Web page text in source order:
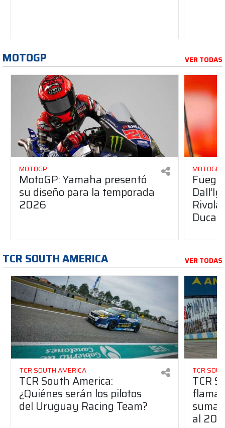
MOTOGP VER TODAS
MOTOGP
MotoGP: Yamaha presentó
su diseño para la temporada
2026
MOTOGP
Ducati
TCR SOUTH AMERICA VER TODAS
TCR SOUTH AMERICA
TCR South America:
¿Quiénes serán los pilotos
del Uruguay Racing Team?
TCR
TCR
suma
al